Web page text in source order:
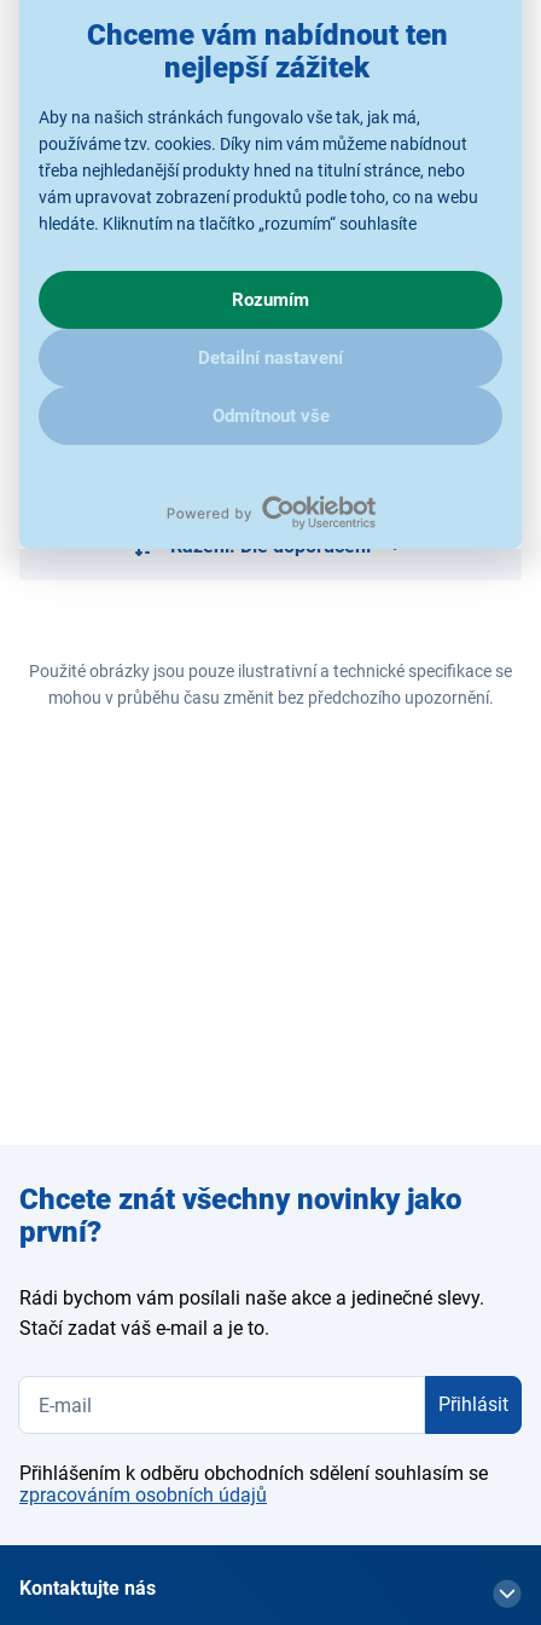
Chceme vám nabídnout ten
nejlepší zážitek
Aby na našich stránkách fungovalo vše tak, jak má,
používáme tzv. cookies. Díky nim vám můžeme nabídnout
třeba nejhledanější produkty hned na titulní stránce, nebo
vám upravovat zobrazení produktů podle toho, co na webu
hledáte. Kliknutím na tlačítko „rozumím“ souhlasíte
chování na webu pro zobrazení cílených reklam. Pokud vás
zajímají detaily, jak u nás s cookies a dalšími údaji pracujeme,
kliknětesem.
Rozumím
Detailní nastavení
Odmítnout vše
iPad Air M2 s Touch ID pro snadné odemykání
i placení
iPad Air 2024 obsahuje v horním tlačítku vestavěné Touch
ID. Odemykání tak uskutečníte pohodlně pomocí otisku
prstů. Stejným způsobem můžete rovněž bezpečně
potvrzovat platby přes Apple Pay.
Číst více >>>
Zobrazit filtry
Řazení: Dle doporučení
Použité obrázky jsou pouze ilustrativní a technické specifikace se
mohou v průběhu času změnit bez předchozího upozornění.
Zadejte
e-mail
Chcete znát všechny novinky jako
první?
Rádi bychom vám posílali naše akce a jedinečné slevy.
Stačí zadat váš e-mail a je to.
Přihlásit
Přihlášením k odběru obchodních sdělení souhlasím se
zpracováním osobních údajů
Kontaktujte nás